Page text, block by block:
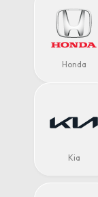
Honda
Kia